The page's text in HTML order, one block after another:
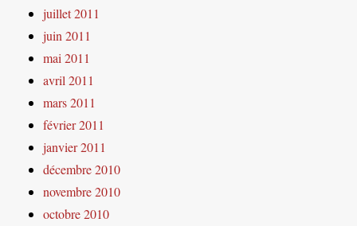
juillet 2011
juin 2011
mai 2011
avril 2011
mars 2011
février 2011
janvier 2011
décembre 2010
novembre 2010
octobre 2010